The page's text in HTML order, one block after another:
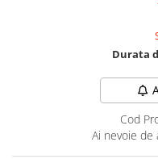
Durata
Cod
Ai nevoie de